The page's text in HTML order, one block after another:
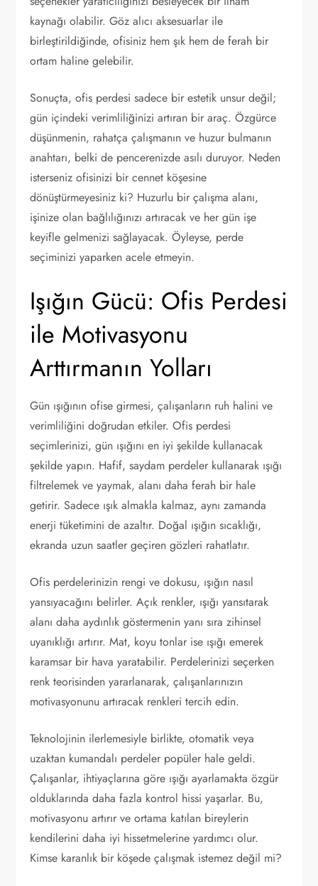
kaynağı olabilir. Göz alıcı aksesuarlar ile
birleştirildiğinde, ofisiniz hem şık hem de ferah bir
ortam haline gelebilir.
Sonuçta, ofis perdesi sadece bir estetik unsur değil;
gün içindeki verimliliğinizi artıran bir araç. Özgürce
düşünmenin, rahatça çalışmanın ve huzur bulmanın
anahtarı, belki de pencerenizde asılı duruyor. Neden
isterseniz ofisinizi bir cennet köşesine
dönüştürmeyesiniz ki? Huzurlu bir çalışma alanı,
işinize olan bağlılığınızı artıracak ve her gün işe
keyifle gelmenizi sağlayacak. Öyleyse, perde
seçiminizi yaparken acele etmeyin.
Işığın Gücü: Ofis Perdesi
ile Motivasyonu
Arttırmanın Yolları
Gün ışığının ofise girmesi, çalışanların ruh halini ve
verimliliğini doğrudan etkiler. Ofis perdesi
seçimlerinizi, gün ışığını en iyi şekilde kullanacak
şekilde yapın. Hafif, saydam perdeler kullanarak ışığı
filtrelemek ve yaymak, alanı daha ferah bir hale
getirir. Sadece ışık almakla kalmaz, aynı zamanda
enerji tüketimini de azaltır. Doğal ışığın sıcaklığı,
ekranda uzun saatler geçiren gözleri rahatlatır.
Ofis perdelerinizin rengi ve dokusu, ışığın nasıl
yansıyacağını belirler. Açık renkler, ışığı yansıtarak
alanı daha aydınlık göstermenin yanı sıra zihinsel
uyanıklığı artırır. Mat, koyu tonlar ise ışığı emerek
karamsar bir hava yaratabilir. Perdelerinizi seçerken
renk teorisinden yararlanarak, çalışanlarınızın
motivasyonunu artıracak renkleri tercih edin.
Teknolojinin ilerlemesiyle birlikte, otomatik veya
uzaktan kumandalı perdeler popüler hale geldi.
Çalışanlar, ihtiyaçlarına göre ışığı ayarlamakta özgür
olduklarında daha fazla kontrol hissi yaşarlar. Bu,
motivasyonu artırır ve ortama katılan bireylerin
kendilerini daha iyi hissetmelerine yardımcı olur.
Kimse karanlık bir köşede çalışmak istemez değil mi?